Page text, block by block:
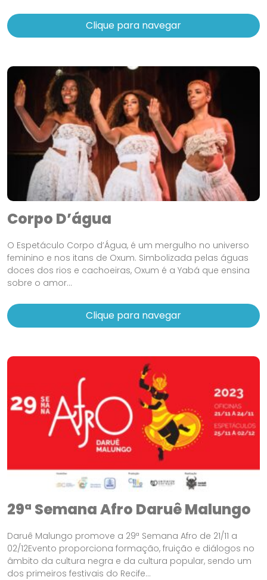
Clique para navegar
Corpo D’água
O Espetáculo Corpo d’Água, é um mergulho no universo
feminino e nos itans de Oxum. Simbolizada pelas águas
doces dos rios e cachoeiras, Oxum é a Yabá que ensina
sobre o amor...
Clique para navegar
29ª Semana Afro Daruê Malungo
Daruê Malungo promove a 29ª Semana Afro de 21/11 a
02/12Evento proporciona formação, fruição e diálogos no
âmbito da cultura negra e da cultura popular, sendo um
dos primeiros festivais do Recife...